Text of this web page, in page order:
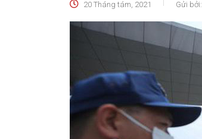
20 Tháng tám, 2021 Gửi bởi: